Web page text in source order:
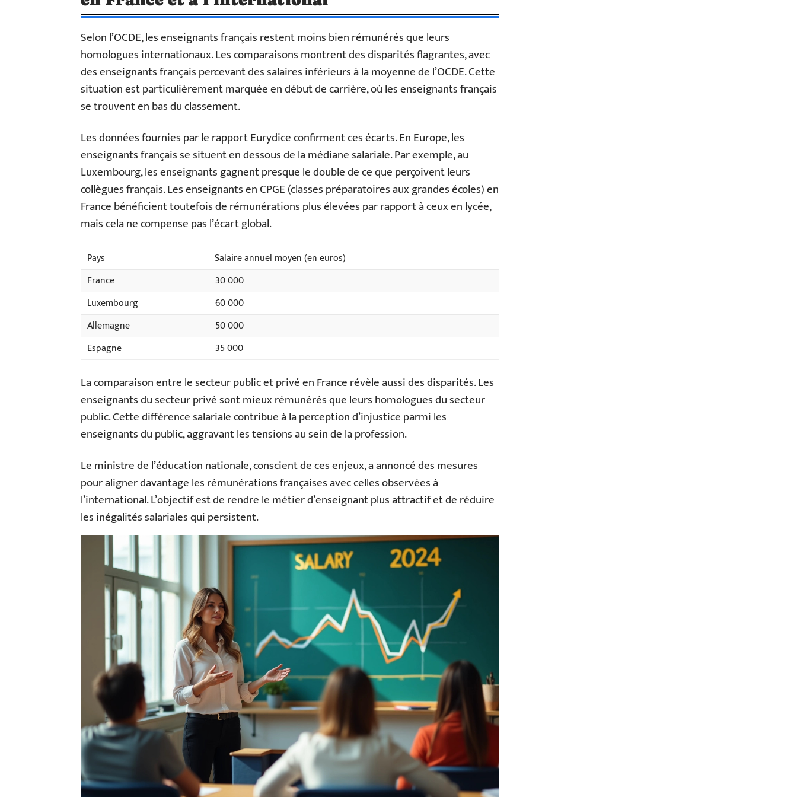
Selon l’OCDE, les enseignants français restent moins bien rémunérés que leurs
homologues internationaux. Les comparaisons montrent des disparités flagrantes, avec
des enseignants français percevant des salaires inférieurs à la moyenne de l’OCDE. Cette
situation est particulièrement marquée en début de carrière, où les enseignants français
se trouvent en bas du classement.
Les données fournies par le rapport Eurydice confirment ces écarts. En Europe, les
enseignants français se situent en dessous de la médiane salariale. Par exemple, au
Luxembourg, les enseignants gagnent presque le double de ce que perçoivent leurs
collègues français. Les enseignants en CPGE (classes préparatoires aux grandes écoles) en
France bénéficient toutefois de rémunérations plus élevées par rapport à ceux en lycée,
mais cela ne compense pas l’écart global.
Pays
Salaire annuel moyen (en euros)
France
30 000
Luxembourg
60 000
Allemagne
50 000
Espagne
35 000
La comparaison entre le secteur public et privé en France révèle aussi des disparités. Les
enseignants du secteur privé sont mieux rémunérés que leurs homologues du secteur
public. Cette différence salariale contribue à la perception d’injustice parmi les
enseignants du public, aggravant les tensions au sein de la profession.
Le ministre de l’éducation nationale, conscient de ces enjeux, a annoncé des mesures
pour aligner davantage les rémunérations françaises avec celles observées à
l’international. L’objectif est de rendre le métier d’enseignant plus attractif et de réduire
les inégalités salariales qui persistent.